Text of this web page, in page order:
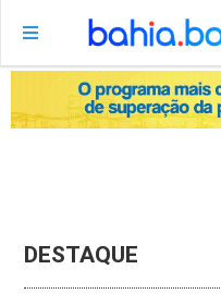
DESTAQUE